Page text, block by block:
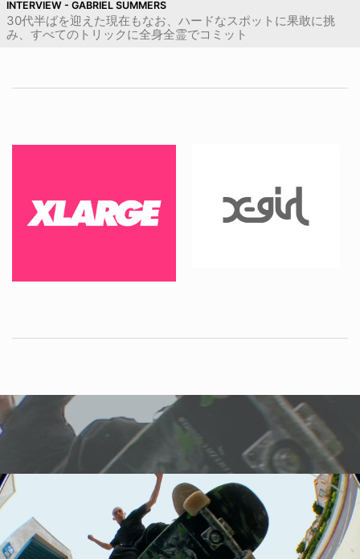
INTERVIEW - GABRIEL SUMMERS
30代半ばを迎えた現在もなお、ハードなスポットに果敢に挑
み、すべてのトリックに全身全霊でコミット